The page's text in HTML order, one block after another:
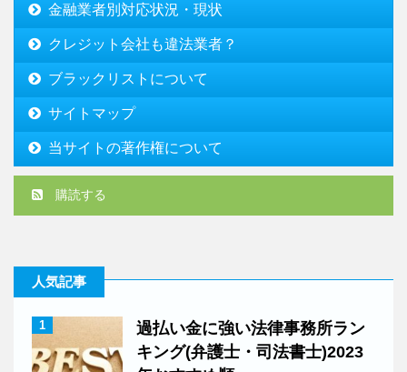
金融業者別対応状況・現状
クレジット会社も違法業者？
ブラックリストについて
サイトマップ
当サイトの著作権について
購読する
人気記事
1
過払い金に強い法律事務所ラン
キング(弁護士・司法書士)2023